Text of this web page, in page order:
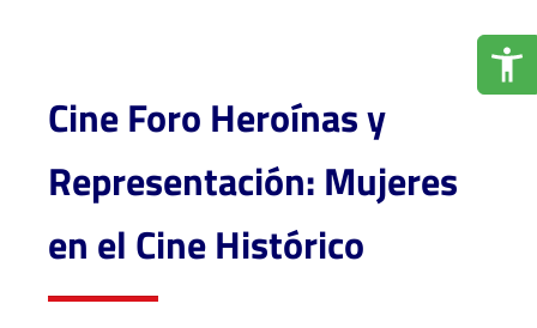
Cine Foro Heroínas y
Representación: Mujeres
en el Cine Histórico